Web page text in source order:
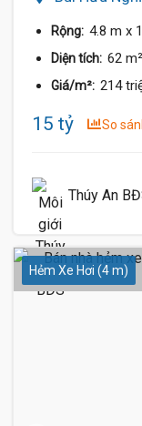
Rộng: 4.8 m x
Diện tích: 62 m²
Giá/m²: 214
15 tỷ So
Thúy An
Hẻm Xe Hơi (4 m)